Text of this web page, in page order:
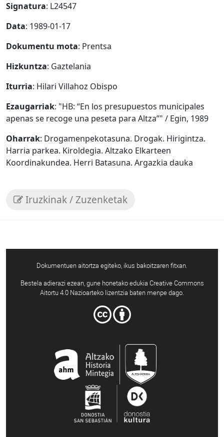
Signatura: L24547
Data: 1989-01-17
Dokumentu mota: Prentsa
Hizkuntza: Gaztelania
Iturria: Hilari Villahoz Obispo
Ezaugarriak: "HB: “En los presupuestos municipales
apenas se recoge una peseta para Altza”" / Egin, 1989
Oharrak: Drogamenpekotasuna. Drogak. Hirigintza.
Harria parkea. Kiroldegia. Altzako Elkarteen
Koordinakundea. Herri Batasuna. Argazkia dauka
Iruzkinak / Zuzenketak
Dokumentuen aitortza egiteko, ikus bakoitzaren fitxan.
Bestela adierazi ezean, gune honetako edukia Creative Commons
Aitortu 4.0 Nazioarteko lizentzia baten menpe dago.